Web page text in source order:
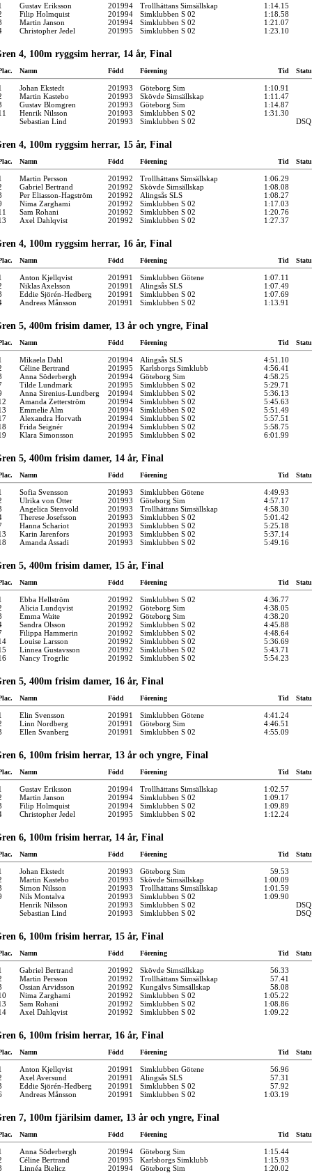
Gustav Eriksson 201994 Trollhättans Simsällskap
1:14.15
Filip Holmquist 201994 Simklubben S 02
1:18.58
Martin Janson 201994 Simklubben S 02
1:21.07
Christopher Jedel 201995 Simklubben S 02 1:23.10
4, 100m ryggsim herrar, 14 år, Final
Namn Född Förening Tid
Johan Ekstedt 201993 Göteborg Sim
1:10.91
Martin Kastebo 201993 Skövde Simsällskap
1:11.47
Gustav Blomgren 201993 Göteborg Sim
1:14.87
Henrik Nilsson 201993 Simklubben S 02
1:31.30
Sebastian Lind
201993 Simklubben S 02 DSQ
4, 100m ryggsim herrar, 15 år, Final
Namn Född Förening Tid
Martin Persson 201992 Trollhättans Simsällskap
1:06.29
Gabriel Bertrand 201992 Skövde Simsällskap
1:08.08
Per Eliasson-Hagström 201992 Alingsås SLS
1:08.27
Nima Zarghami 201992 Simklubben S 02
1:17.03
Sam Rohani 201992 Simklubben S 02
1:20.76
Axel Dahlqvist 201992 Simklubben S 02 1:27.37
4, 100m ryggsim herrar, 16 år, Final
Namn Född Förening Tid
Anton Kjellqvist 201991 Simklubben Götene
1:07.11
Niklas Axelsson 201991 Alingsås SLS
1:07.49
Eddie Sjörén-Hedberg 201991 Simklubben S 02
1:07.69
Andreas Månsson 201991 Simklubben S 02 1:13.91
5, 400m frisim damer, 13 år och yngre, Final
Namn Född Förening Tid
Mikaela Dahl 201994 Alingsås SLS
4:51.10
Céline Bertrand 201995 Karlsborgs Simklubb
4:56.41
Anna Söderbergh 201994 Göteborg Sim
4:58.25
Tilde Lundmark 201995 Simklubben S 02
5:29.71
Anna Sirenius-Lundberg 201994 Simklubben S 02
5:36.13
Amanda Zetterström 201994 Simklubben S 02
5:45.63
Emmelie Alm 201994 Simklubben S 02
5:51.49
Alexandra Horvath 201994 Simklubben S 02
5:57.51
Frida Seignér 201994 Simklubben S 02
5:58.75
Klara Simonsson 201995 Simklubben S 02 6:01.99
5, 400m frisim damer, 14 år, Final
Namn Född Förening Tid
Sofia Svensson 201993 Simklubben Götene
4:49.93
Ulrika von Otter 201993 Göteborg Sim
4:57.17
Angelica Stenvold 201993 Trollhättans Simsällskap
4:58.30
Therese Josefsson 201993 Simklubben S 02
5:01.42
Hanna Schariot 201993 Simklubben S 02
5:25.18
Karin Jarenfors 201993 Simklubben S 02
5:37.14
Amanda Assadi 201993 Simklubben S 02 5:49.16
5, 400m frisim damer, 15 år, Final
Namn Född Förening Tid
Ebba Hellström 201992 Simklubben S 02
4:36.77
Alicia Lundqvist 201992 Göteborg Sim
4:38.05
Emma Waite 201992 Göteborg Sim
4:38.20
Sandra Olsson 201992 Simklubben S 02
4:45.88
Filippa Hammerin 201992 Simklubben S 02
4:48.64
Louise Larsson 201992 Simklubben S 02
5:36.69
Linnea Gustavsson 201992 Simklubben S 02
5:43.71
Nancy Trogrlic 201992 Simklubben S 02 5:54.23
5, 400m frisim damer, 16 år, Final
Namn Född Förening Tid
Elin Svensson 201991 Simklubben Götene
4:41.24
Linn Nordberg 201991 Göteborg Sim
4:46.51
Ellen Svanberg 201991 Simklubben S 02 4:55.09
6, 100m frisim herrar, 13 år och yngre, Final
Namn Född Förening Tid
Gustav Eriksson 201994 Trollhättans Simsällskap
1:02.57
Martin Janson 201994 Simklubben S 02
1:09.17
Filip Holmquist 201994 Simklubben S 02
1:09.89
Christopher Jedel 201995 Simklubben S 02 1:12.24
6, 100m frisim herrar, 14 år, Final
Namn Född Förening Tid
Johan Ekstedt 201993 Göteborg Sim
59.53
Martin Kastebo 201993 Skövde Simsällskap
1:00.09
Simon Nilsson 201993 Trollhättans Simsällskap
1:01.59
Nils Montalva 201993 Simklubben S 02
1:09.90
Henrik Nilsson
201993 Simklubben S 02
DSQ
Sebastian Lind
201993 Simklubben S 02 DSQ
6, 100m frisim herrar, 15 år, Final
Namn Född Förening Tid
Gabriel Bertrand 201992 Skövde Simsällskap
56.33
Martin Persson 201992 Trollhättans Simsällskap
57.41
Ossian Arvidsson 201992 Kungälvs Simsällskap
58.08
Nima Zarghami 201992 Simklubben S 02
1:05.22
Sam Rohani 201992 Simklubben S 02
1:08.86
Axel Dahlqvist 201992 Simklubben S 02 1:09.22
6, 100m frisim herrar, 16 år, Final
Namn Född Förening Tid
Anton Kjellqvist 201991 Simklubben Götene
56.96
Axel Aversund 201991 Alingsås SLS
57.31
Eddie Sjörén-Hedberg 201991 Simklubben S 02
57.92
Andreas Månsson 201991 Simklubben S 02 1:03.19
7, 100m fjärilsim damer, 13 år och yngre, Final
Namn Född Förening Tid
Anna Söderbergh 201994 Göteborg Sim
1:15.44
Céline Bertrand 201995 Karlsborgs Simklubb
1:15.93
Linnéa Bielicz 201994 Göteborg Sim
1:20.02